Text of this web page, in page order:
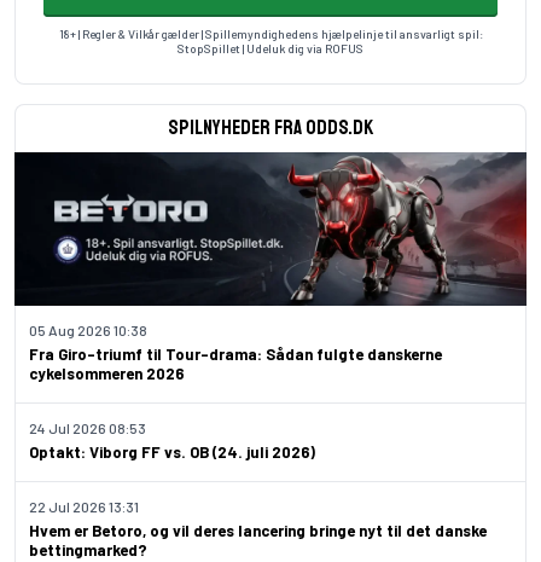
18+ | Regler & Vilkår gælder | Spillemyndighedens hjælpelinje til ansvarligt spil:
StopSpillet | Udeluk dig via ROFUS
Spilnyheder fra odds.dk
Fra Giro-triumf til Tour-drama: Sådan fulgte danskerne
cykelsommeren 2026
05 Aug 2026 10:38
Optakt: Viborg FF vs. OB (24. juli 2026)
24 Jul 2026 08:53
Hvem er Betoro, og vil deres lancering bringe nyt til det danske
bettingmarked?
22 Jul 2026 13:31